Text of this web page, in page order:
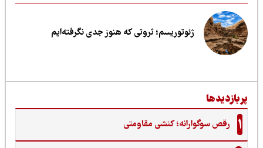
ژئوتوریسم؛ ثروتی که هنوز جدی نگرفته‌ایم
رقص سوگوارانه؛ کنشی مقاومتی